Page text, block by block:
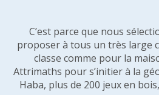
C’est parce que nous
proposer à tous un très large
classe comme pour la
Attrimaths pour s’initier à la
Haba, plus de 200 jeux en